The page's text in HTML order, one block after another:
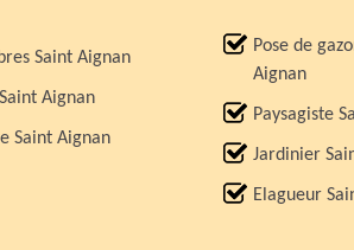
Saint Aignan
Aignan
Saint Aignan
Pose de
Aignan
Paysagiste
Jardinier
Elagueur